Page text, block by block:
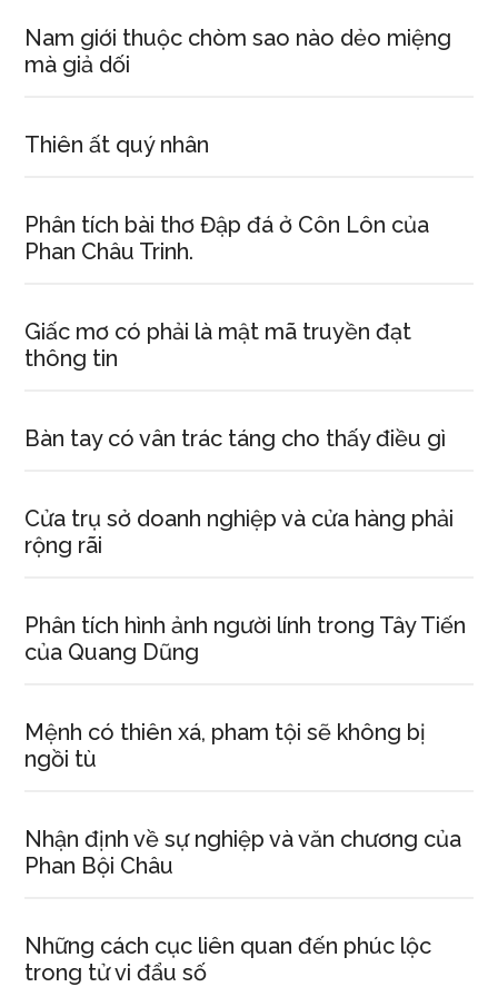
của
trường
học
đang
học.
Nam giới thuộc chòm sao nào dẻo miệng
mà giả dối
Thiên ất quý nhân
Phân tích bài thơ Đập đá ở Côn Lôn của
Phan Châu Trinh.
Giấc mơ có phải là mật mã truyền đạt
thông tin
Bàn tay có vân trác táng cho thấy điều gì
Cửa trụ sở doanh nghiệp và cửa hàng phải
rộng rãi
Phân tích hình ảnh người lính trong Tây Tiến
của Quang Dũng
Mệnh có thiên xá, pham tội sẽ không bị
ngồi tù
Nhận định về sự nghiệp và văn chương của
Phan Bội Châu
Những cách cục liên quan đến phúc lộc
trong tử vi đẩu số